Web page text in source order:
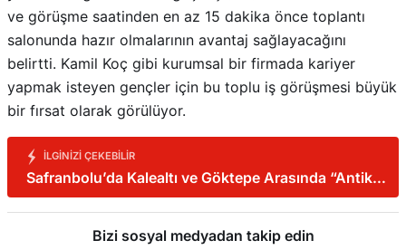
ve görüşme saatinden en az 15 dakika önce toplantı
salonunda hazır olmalarının avantaj sağlayacağını
belirtti. Kamil Koç gibi kurumsal bir firmada kariyer
yapmak isteyen gençler için bu toplu iş görüşmesi büyük
bir fırsat olarak görülüyor.
İLGINIZI ÇEKEBILIR
Safranbolu’da Kalealtı ve Göktepe Arasında “Antik
Rota”
Bizi sosyal medyadan takip edin